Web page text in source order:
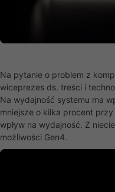
Na pytanie o problem z
wiceprezes ds. treści i
Na wydajność systemu ma
mniejsze o kilka procent
wpływ na wydajność. Z
możliwości Gen4.